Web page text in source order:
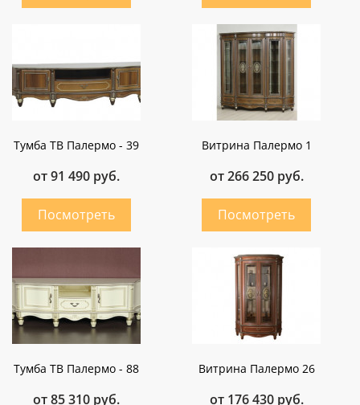
Тумба ТВ Палермо - 39
от 91 490 руб.
Витрина Палермо 1
от 266 250 руб.
Тумба ТВ Палермо - 88
от 85 310 руб.
Витрина Палермо 26
от 176 430 руб.